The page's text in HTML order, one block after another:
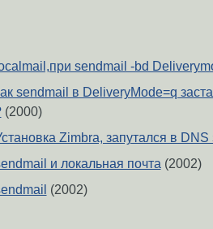
sendmail -bd
sendmail в DeliveryMode=q
(2000)
Zimbra, запутался в DNS
и локальная почта(2002)
(2002)